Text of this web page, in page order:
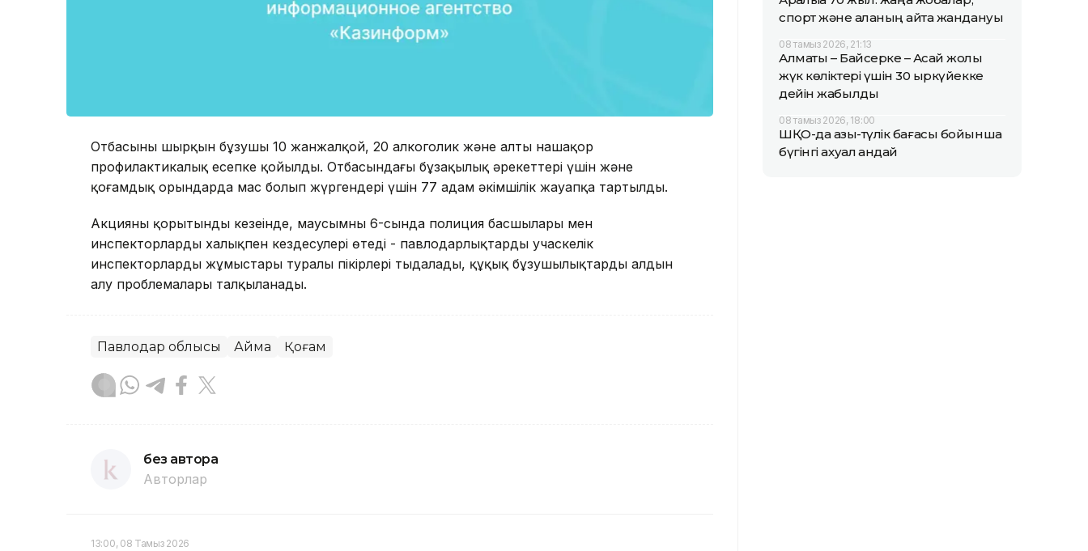
Отбасының шырқын бұзушы 10 жанжалқой, 20 алкоголик және алты нашақор
профилактикалық есепке қойылды. Отбасындағы бұзақылық әрекеттері үшін және
қоғамдық орындарда мас болып жүргендері үшін 77 адам әкімшілік жауапқа тартылды.
Акцияның қорытынды кезеңінде, маусымның 6-сында полиция басшылары мен
инспекторлардың халықпен кездесулері өтеді - павлодарлықтардың учаскелік
инспекторлардың жұмыстары туралы пікірлері тыңдалады, құқық бұзушылықтардың алдын
алу проблемалары талқыланады.
Павлодар облысы Аймақ Қоғам
без автора
Авторлар
13:00, 08 Тамыз 2026
спорт және қаланың қайта жандануы
08 тамыз 2026, 21:13
Алматы – Байсерке – Ақсай жолы
жүк көліктері үшін 30 қыркүйекке
дейін жабылды
08 тамыз 2026, 18:00
ШҚО-да азық-түлік бағасы бойынша
бүгінгі ахуал қандай